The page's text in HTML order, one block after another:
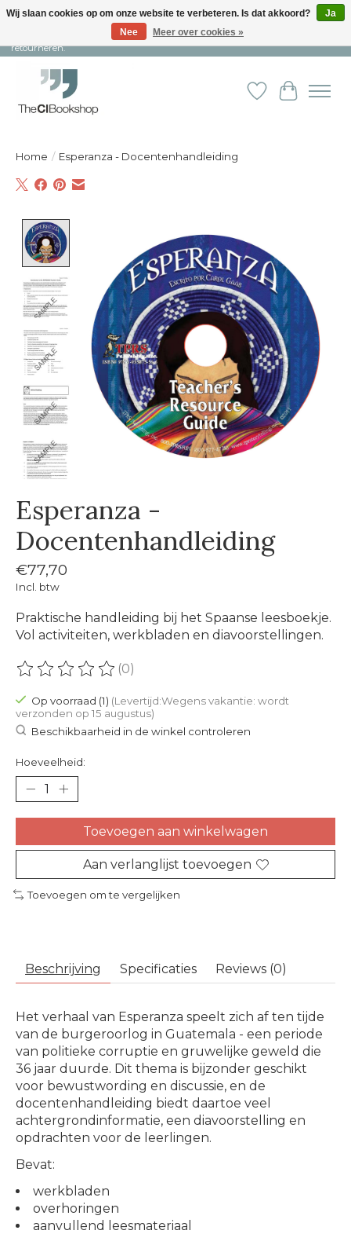
Snelle levering en persoonlijke service ︱ Niet goed? Geld terug! ︱ Gratis
retourneren.
Verlanglijst
Home / Esperanza - Docentenhandleiding
Esperanza -
Docentenhandleiding
€77,70
Incl. btw
Praktische handleiding bij het Spaanse leesboekje.
Vol activiteiten, werkbladen en diavoorstellingen.
De beoordeling van dit product is
(0)
Op voorraad (1) (Levertijd:Wegens vakantie: wordt
verzonden op 15 augustus)
Beschikbaarheid in de winkel controleren
Hoeveelheid:
Toevoegen aan winkelwagen
Aan verlanglijst toevoegen
Toevoegen om te vergelijken
Beschrijving Specificaties Reviews (0)
Het verhaal van Esperanza speelt zich af ten tijde
van de burgeroorlog in Guatemala - een periode
van politieke corruptie en gruwelijke geweld die
36 jaar duurde. Dit thema is bijzonder geschikt
voor bewustwording en discussie, en de
docentenhandleiding biedt daartoe veel
achtergrondinformatie, een diavoorstelling en
opdrachten voor de leerlingen.
Bevat:
werkbladen
overhoringen
aanvullend leesmateriaal
Wij slaan cookies op om onze website te verbeteren. Is dat akkoord?
Ja
Nee
Meer over cookies »